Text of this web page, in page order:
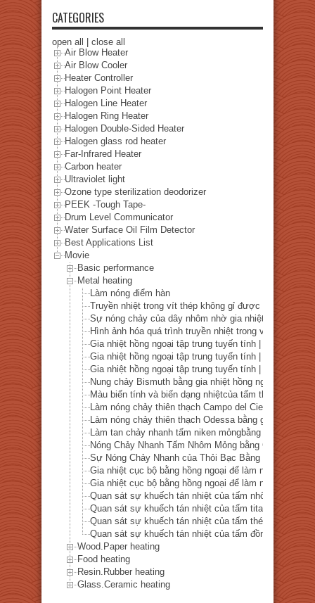
CATEGORIES
open all | close all
Air Blow Heater
Air Blow Cooler
Heater Controller
Halogen Point Heater
Halogen Line Heater
Halogen Ring Heater
Halogen Double-Sided Heater
Halogen glass rod heater
Far-Infrared Heater
Carbon heater
Ultraviolet light
Ozone type sterilization deodorizer
PEEK -Tough Tape-
Drum Level Communicator
Water Surface Oil Film Detector
Best Applications List
Movie
Basic performance
Metal heating
Làm nóng điểm hàn
Truyền nhiệt trong vít thép không gỉ được hiển thị
Sự nóng chảy của dây nhôm nhờ gia nhiệt hồng
Hình ảnh hóa quá trình truyền nhiệt trong vít sắt bằng
Gia nhiệt hồng ngoại tập trung tuyến tính | Nóng chảy
Gia nhiệt hồng ngoại tập trung tuyến tính | Nóng chảy
Gia nhiệt hồng ngoại tập trung tuyến tính | Nóng chảy
Nung chảy Bismuth bằng gia nhiệt hồng ngoại cục bộ
Màu biến tính và biến dạng nhiệtcủa tấm thép không
Làm nóng chảy thiên thạch Campo del Cielobằng gia
Làm nóng chảy thiên thạch Odessa bằng gia nhiệt
Làm tan chảy nhanh tấm niken mỏngbằng gia nhiệt
Nóng Chảy Nhanh Tấm Nhôm Mỏng bằng Gia Nhiệt
Sự Nóng Chảy Nhanh của Thỏi Bạc Bằng Gia Nhiệt
Gia nhiệt cục bộ bằng hồng ngoại để làm nóng chảy
Gia nhiệt cục bộ bằng hồng ngoại để làm nóng chảy
Quan sát sự khuếch tán nhiệt của tấm nhôm bằng gia
Quan sát sự khuếch tán nhiệt của tấm titan bằng gia
Quan sát sự khuếch tán nhiệt của tấm thép bằng gia
Quan sát sự khuếch tán nhiệt của tấm đồng bằng gia
Wood.Paper heating
Food heating
Resin.Rubber heating
Glass.Ceramic heating